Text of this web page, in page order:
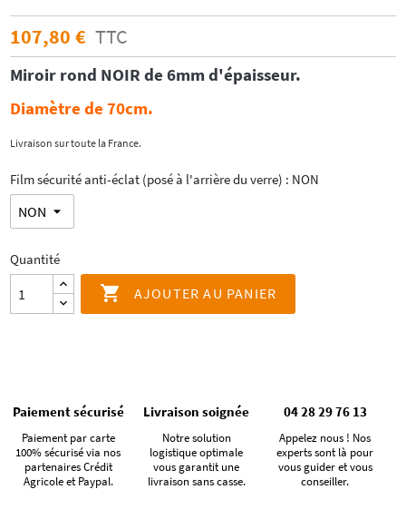
107,80 € TTC
Miroir rond NOIRde 6mm d'épaisseur.
Diamètre de 70cm.
Livraison sur toute la France.
Film sécurité anti-éclat (posé à l'arrière du verre) : NON
Quantité
 AJOUTER AU PANIER
Paiement sécurisé
Paiement par carte
100% sécurisé via nos
partenaires Crédit
Agricole et Paypal.
Livraison soignée
Notre solution
logistique optimale
vous garantit une
livraison sans casse.
04 28 29 76 13
Appelez nous ! Nos
experts sont là pour
vous guider et vous
conseiller.